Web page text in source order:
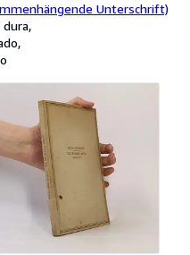
Unterschrift)
dura